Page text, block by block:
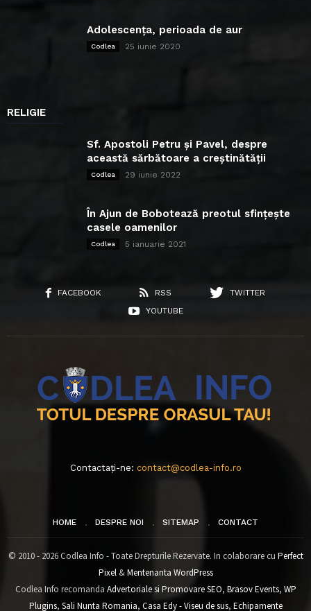
Adolescența, perioada de aur
Codlea 25 iunie 2020
RELIGIE
Sf. Apostoli Petru și Pavel, despre
această sărbătoare a creștinătății
Codlea 29 iunie 2022
În Ajun de Bobotează preotul sfințește
casele oamenilor
Codlea 5 ianuarie 2021
FACEBOOK RSS
TWITTER
YOUTUBE
Contactați-ne: contact@codlea-info.ro
HOME DESPRE NOI SITEMAP CONTACT
© 2010 - 2026 Codlea Info - Toate Drepturile Rezervate. In colaborare cu Perfect
Pixel&Mentenanta WordPress
Codlea Info recomanda Advertoriale si Promovare SEO, Brasov Events, WP
Plugins, Sali Nunta Romania, Casa Edy - Viseu de sus, Echipamente